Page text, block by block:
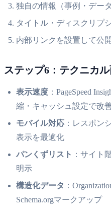
独自の情報（事例・デー
タイトル・ディスクリプ
内部リンクを設置して公
ステップ6：テクニカ
表示速度 ：PageSpeed
縮・キャッシュ設定で改
モバイル対応 ：レスポン
表示を最適化
パンくずリスト ：サイト
明示
構造化データ ：
Schema.orgマークアップ